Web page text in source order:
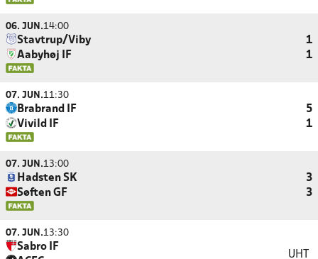
06. JUN.14:00
Stavtrup/Viby
1
Aabyhøj IF
1
07. JUN.11:30
Brabrand IF
5
Vivild IF
1
07. JUN.13:00
Hadsten SK
3
Søften GF
3
07. JUN.13:30
Sabro IF
UHT